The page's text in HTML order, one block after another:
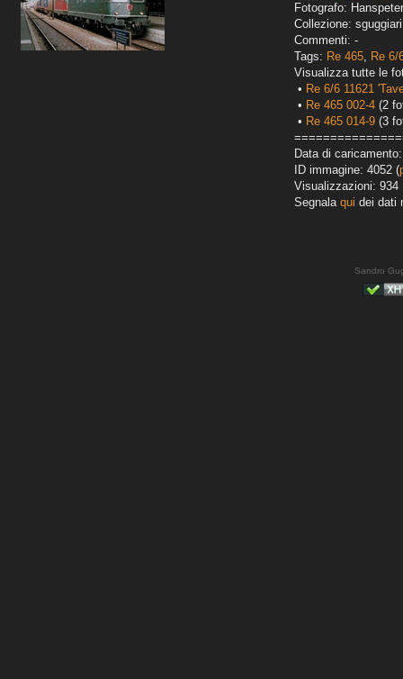
Fotografo:
Collezione:
Commenti: -
Tags: Re 465, Re 6/
Visualizza tutte le
• Re 6/6 11621
• Re 465 002-4 (2
• Re 465 014-9 (3
Data di
ID immagine: 4052 (
Visualizzazioni: 934
Segnala qui dei dati
Sandro